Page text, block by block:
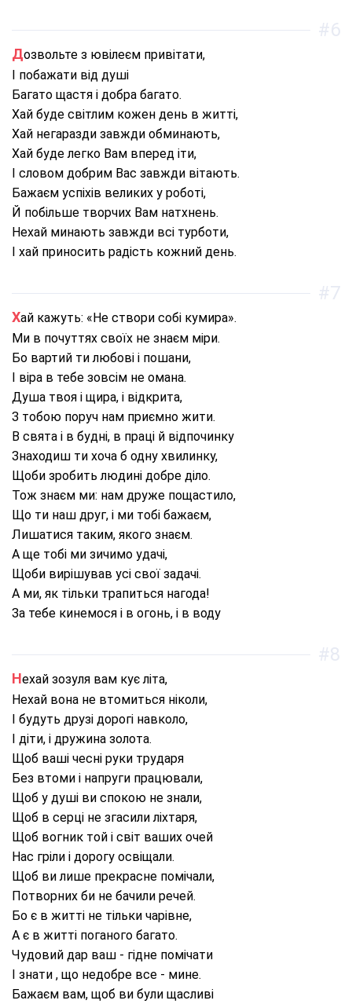
Дозвольте з ювілеєм привітати,
І побажати від душі
Багато щастя і добра багато.
Хай буде світлим кожен день в житті,
Хай негаразди завжди обминають,
Хай буде легко Вам вперед іти,
І словом добрим Вас завжди вітають.
Бажаєм успіхів великих у роботі,
Й побільше творчих Вам натхнень.
Нехай минають завжди всі турботи,
І хай приносить радість кожний день.
#6
Хай кажуть: «Не створи собі кумира».
Ми в почуттях своїх не знаєм міри.
Бо вартий ти любові і пошани,
І віра в тебе зовсім не омана.
Душа твоя і щира, і відкрита,
З тобою поруч нам приємно жити.
В свята і в будні, в праці й відпочинку
Знаходиш ти хоча б одну хвилинку,
Щоби зробить людині добре діло.
Тож знаєм ми: нам друже пощастило,
Що ти наш друг, і ми тобі бажаєм,
Лишатися таким, якого знаєм.
А ще тобі ми зичимо удачі,
Щоби вирішував усі свої задачі.
А ми, як тільки трапиться нагода!
За тебе кинемося і в огонь, і в воду
#7
Нехай зозуля вам кує літа,
Нехай вона не втомиться ніколи,
І будуть друзі дорогі навколо,
І діти, і дружина золота.
Щоб ваші чесні руки трударя
Без втоми і напруги працювали,
Щоб у душі ви спокою не знали,
Щоб в серці не згасили ліхтаря,
Щоб вогник той і світ ваших очей
Нас гріли і дорогу освіщали.
Щоб ви лише прекрасне помічали,
Потворних би не бачили речей.
Бо є в житті не тільки чарівне,
А є в житті поганого багато.
Чудовий дар ваш - гідне помічати
І знати , що недобре все - мине.
Бажаєм вам, щоб ви були щасливі
#8